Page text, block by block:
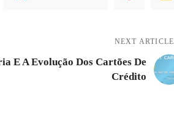
NEXT ARTICLE
E A Evolução Dos Cartões De
Crédito